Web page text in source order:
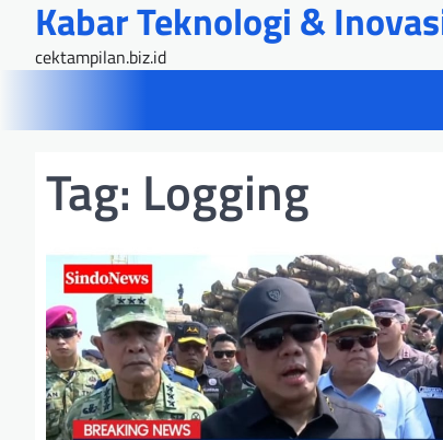
content
Kabar Teknologi &
cektampilan.biz.id
Tag: Logging